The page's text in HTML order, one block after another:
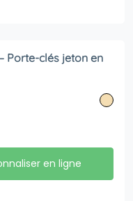
Porte-clés jeton en
en ligne